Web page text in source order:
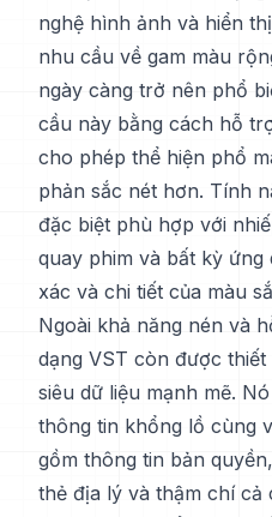
nghệ hình ảnh và hiển
nhu cầu về gam màu
ngày càng trở nên phổ
cầu này bằng cách hỗ
cho phép thể hiện phổ
phản sắc nét hơn. Tính
đặc biệt phù hợp với
quay phim và bất kỳ
xác và chi tiết của màu
Ngoài khả năng nén và
dạng VST còn được
siêu dữ liệu mạnh mẽ.
thông tin khổng lồ cùng
gồm thông tin bản
thẻ địa lý và thậm chí cả